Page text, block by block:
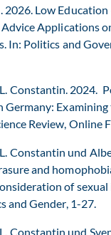
2026. Low Education
Applications
In: Politics and
Constantin. 2024.
Germany: Examining
Review, Online
Constantin und
and
of
and Gender, 1-27.
Constantin und